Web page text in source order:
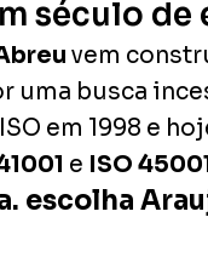
século de
vem
uma busca
em 1998 e
e ISO
escolha